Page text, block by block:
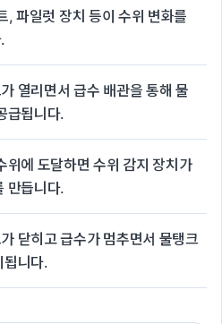
, 파일럿 장치 등이 수위 변화를
열리면서 급수 배관을 통해 물
급됩니다.
위에 도달하면 수위 감지 장치가
만듭니다.
닫히고 급수가 멈추면서 물탱크
됩니다.